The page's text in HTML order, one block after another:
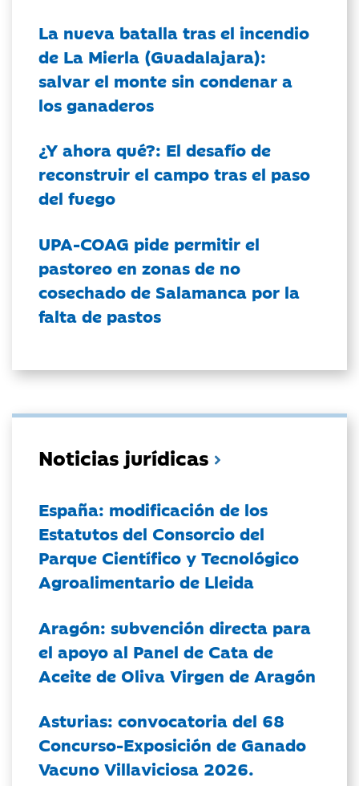
La nueva batalla tras el incendio
de La Mierla (Guadalajara):
salvar el monte sin condenar a
los ganaderos
¿Y ahora qué?: El desafío de
reconstruir el campo tras el paso
del fuego
UPA-COAG pide permitir el
pastoreo en zonas de no
cosechado de Salamanca por la
falta de pastos
Noticias jurídicas
España: modificación de los
Estatutos del Consorcio del
Parque Científico y Tecnológico
Agroalimentario de Lleida
Aragón: subvención directa para
el apoyo al Panel de Cata de
Aceite de Oliva Virgen de Aragón
Asturias: convocatoria del 68
Concurso-Exposición de Ganado
Vacuno Villaviciosa 2026.